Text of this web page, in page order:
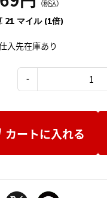
（税込）
21 マイル (1倍)
入先在庫あり
カートに入れる